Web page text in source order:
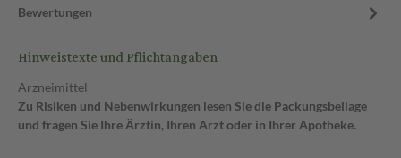
Bewertungen
Hinweistexte und Pflichtangaben
Arzneimittel
Zu Risiken und Nebenwirkungen lesen Sie die Packungsbeilage
und fragen Sie Ihre Ärztin, Ihren Arzt oder in Ihrer Apotheke.